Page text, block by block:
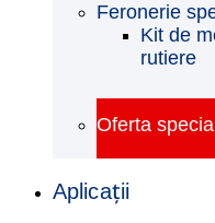
Feronerie
Kit de
rutiere
Oferta
Aplicații